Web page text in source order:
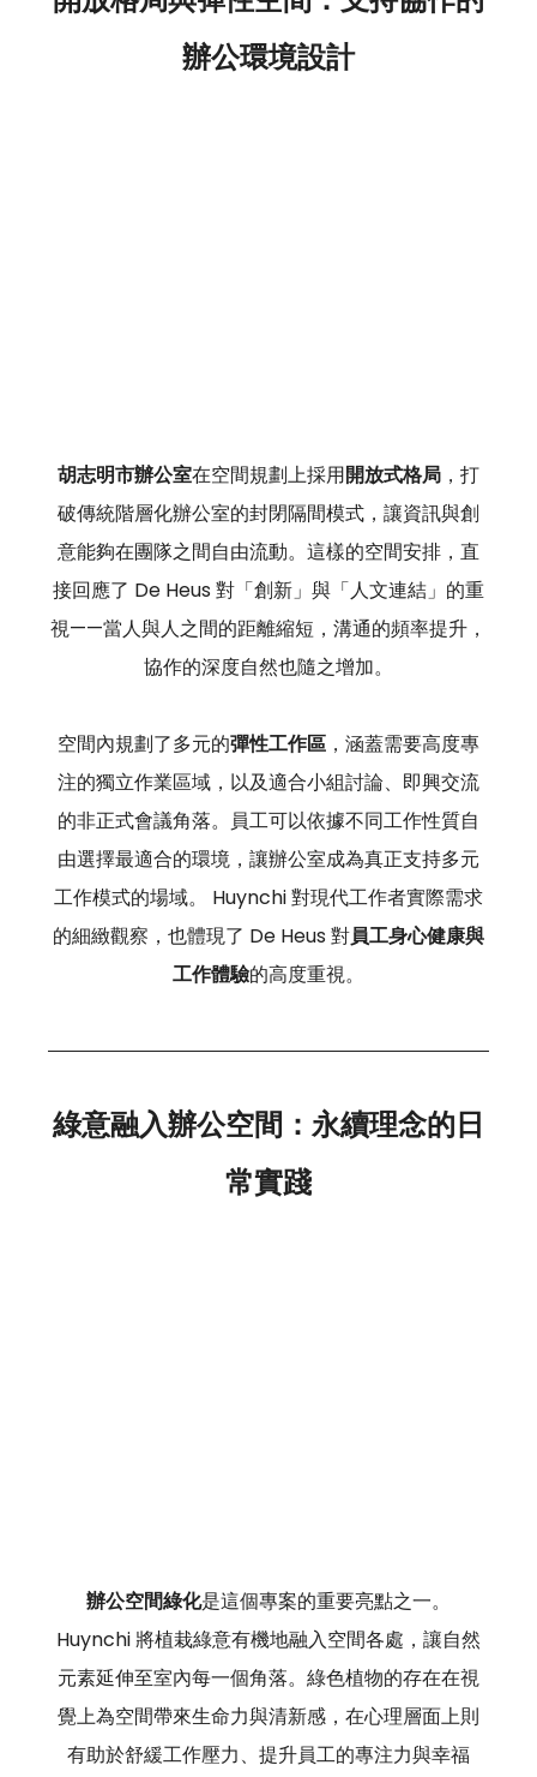
辦公環境設計
胡志明市辦公室在空間規劃上採用開放式格局 ，打
破傳統階層化辦公室的封閉隔間模式，讓資訊與創
意能夠在團隊之間自由流動。這樣的空間安排，直
接回應了 De Heus 對「創新」與「人文連結」的重
視——當人與人之間的距離縮短，溝通的頻率提升，
協作的深度自然也隨之增加。
空間內規劃了多元的彈性工作區 ，涵蓋需要高度專
注的獨立作業區域，以及適合小組討論、即興交流
的非正式會議角落。員工可以依據不同工作性質自
由選擇最適合的環境，讓辦公室成為真正支持多元
工作模式的場域。 Huynchi 對現代工作者實際需求
的細緻觀察，也體現了 De Heus 對員工身心健康與
工作體驗的高度重視。
綠意融入辦公空間：永續理念的日
常實踐
辦公空間綠化是這個專案的重要亮點之一。
Huynchi 將植栽綠意有機地融入空間各處，讓自然
元素延伸至室內每一個角落。綠色植物的存在在視
覺上為空間帶來生命力與清新感，在心理層面上則
有助於舒緩工作壓力、提升員工的專注力與幸福